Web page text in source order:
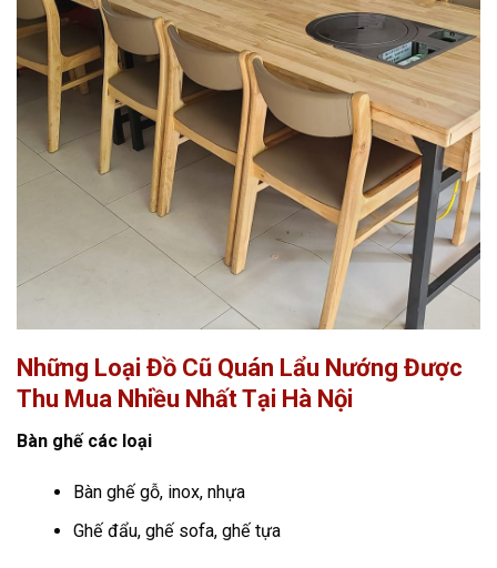
Những Loại Đồ Cũ Quán Lẩu Nướng Được
Thu Mua Nhiều Nhất Tại Hà Nội
Bàn ghế các loại
Bàn ghế gỗ, inox, nhựa
Ghế đẩu, ghế sofa, ghế tựa